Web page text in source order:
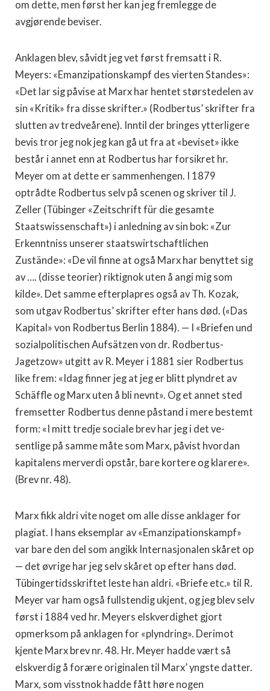
om dette, men først her kan jeg fremlegge de
avgjørende beviser.
Anklagen blev, såvidt jeg vet først fremsatt i R.
Meyers: «Emanzipationskampf des vierten Standes»:
«Det lar sig på­vise at Marx har hentet størstedelen av
sin «Kritik» fra disse skrifter.» (Rodbertus’ skrifter fra
slutten av tredveårene). Inntil der bringes ytterligere
bevis tror jeg nok jeg kan gå ut fra at «beviset» ikke
består i annet enn at Rodbertus har forsikret hr.
Meyer om at dette er sammenhengen. I 1879
optrådte Rodbertus selv på scenen og skriver til J.
Zeller (Tübinger «Zeitschrift für die gesamte
Staatswissenschaft») i anledning av sin bok: «Zur
Erkenntniss unserer staatswirtschaftlichen
Zustände»: «De vil finne at også Marx har be­nyttet sig
av …. (disse teorier) riktignok uten å angi mig som
kilde». Det samme efterplapres også av Th. Kozak,
som utgav Rodbertus’ skrifter efter hans død. («Das
Kapital» von Rodbertus Berlin 1884). — I «Briefen und
sozialpolitischen Aufsätzen von dr. Rodbertus-
Jagetzow» utgitt av R. Meyer i 1881 sier Rodbertus
like frem: «Idag finner jeg at jeg er blitt plyndret av
Schäffle og Marx uten å bli nevnt». Og et annet sted
fremsetter Rodbertus denne påstand i mere bestemt
form: «I mitt tredje sociale brev har jeg i det ve­
sentlige på samme måte som Marx, påvist hvordan
kapitalens merverdi opstår, bare kortere og klarere».
(Brev nr. 48).
Marx fikk aldri vite noget om alle disse anklager for
pla­giat. I hans eksemplar av «Emanzipationskampf»
var bare den del som angikk Internasjonalen skåret op
— det øvrige har jeg selv skåret op efter hans død.
Tübingertidsskriftet leste han aldri. «Briefe etc.» til R.
Meyer var ham også full­stendig ukjent, og jeg blev selv
først i 1884 ved hr. Meyers elskverdighet gjort
opmerksom på anklagen for «plyndring». Derimot
kjente Marx brev nr. 48. Hr. Meyer hadde vært så
elskverdig å forære originalen til Marx’ yngste datter.
Marx, som visstnok hadde fått høre nogen